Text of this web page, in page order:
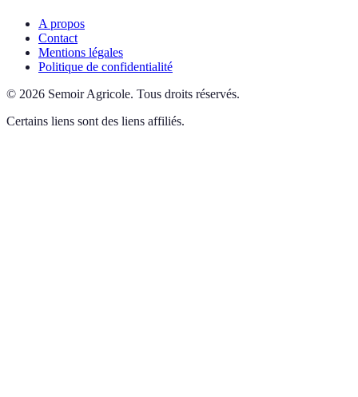
A propos
Contact
Mentions légales
Politique de confidentialité
© 2026 Semoir Agricole. Tous droits réservés.
Certains liens sont des liens affiliés.